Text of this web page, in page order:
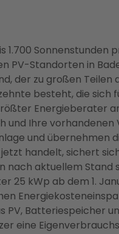
1.700
PV-Standorten in
der zu großen Teilen
besteht, die sich
Energieberater
und Ihre
und übernehmen
handelt, sichert
nach aktuellem Stand
25 kWp ab dem 1.
PV, Batteriespeicher
eine